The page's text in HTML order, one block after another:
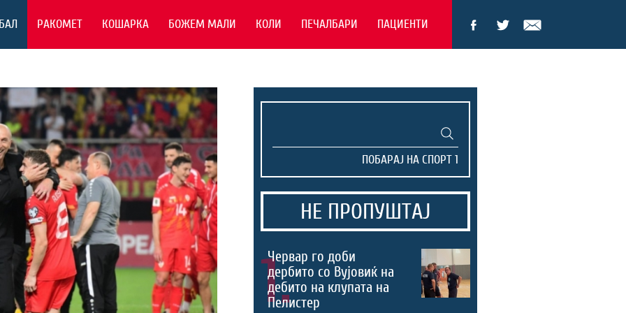
РАКОМЕТ КОШАРКА БОЖЕМ МАЛИ КОЛИ ПЕЧАЛБАРИ ПАЦИЕНТИ
НЕ ПРОПУШТАЈ
1.
Червар го доби
дербито со Вујовиќ на
дебито на клупата на
Пелистер